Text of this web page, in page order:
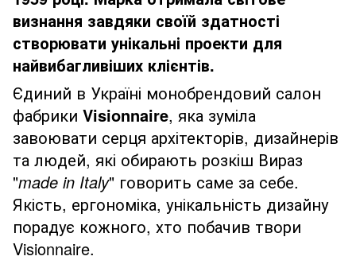
визнання завдяки своїй здатності
створювати унікальні проекти для
найвибагливіших клієнтів.
Єдиний в Україні монобрендовий салон
фабрики Visionnaire, яка зуміла
завоювати серця архітекторів, дизайнерів
та людей, які обирають розкіш Вираз
"made in Italy" говорить саме за себе.
Якість, ергономіка, унікальність дизайну
порадує кожного, хто побачив твори
Visionnaire.